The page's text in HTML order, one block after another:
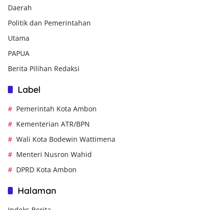
Daerah
Politik dan Pemerintahan
Utama
PAPUA
Berita Pilihan Redaksi
Label
Pemerintah Kota Ambon
Kementerian ATR/BPN
Wali Kota Bodewin Wattimena
Menteri Nusron Wahid
DPRD Kota Ambon
Halaman